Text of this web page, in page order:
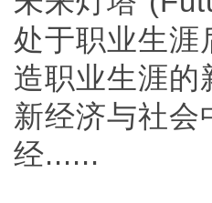
处于职业生涯
造职业生涯的
新经济与社会
经......